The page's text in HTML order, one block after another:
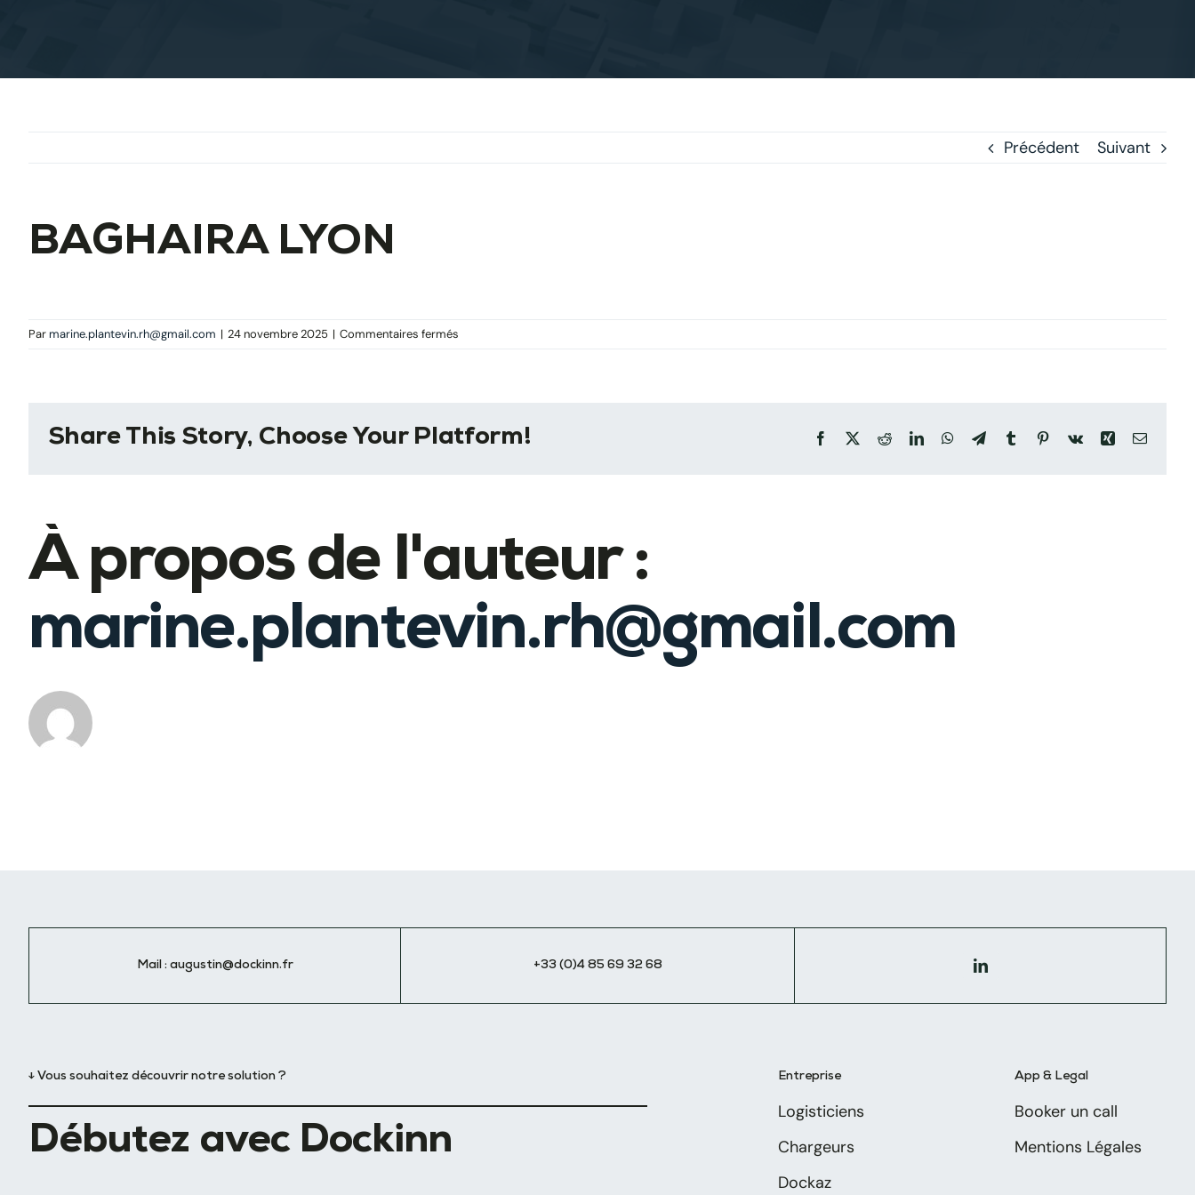
Précédent Suivant
BAGHAIRA LYON
Par marine.plantevin.rh@gmail.com | 24 novembre 2025 | Commentaires fermés
Share This Story, Choose Your Platform! Facebook
X RedditLinkedInWhatsApp
TelegramTumblrPinterest
Vk Xing Email
À propos de l'auteur :
marine.plantevin.rh@gmail.com
Mail : augustin@dockinn.fr +33 (0)4 85 69 32 68
↓ Vous souhaitez découvrir notre solution ?
Débutez avec Dockinn
Entreprise
Logisticiens
Chargeurs
Dockaz
App & Legal
Booker un call
Mentions Légales